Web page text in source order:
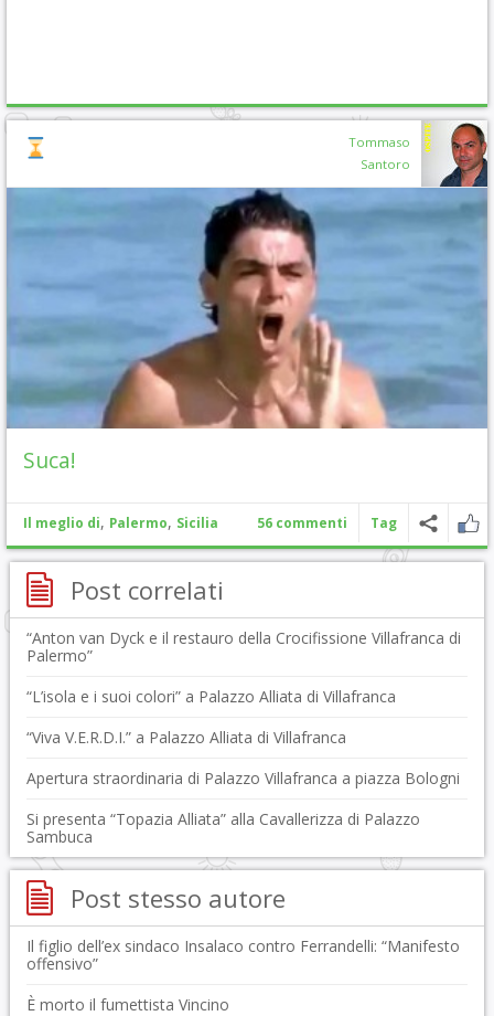
Tommaso
Santoro
Suca!
Il meglio di, Palermo, Sicilia 56 commenti Tag
Post correlati
“Anton van Dyck e il restauro della Crocifissione Villafranca di
Palermo”
“L’isola e i suoi colori” a Palazzo Alliata di Villafranca
“Viva V.E.R.D.I.” a Palazzo Alliata di Villafranca
Apertura straordinaria di Palazzo Villafranca a piazza Bologni
Si presenta “Topazia Alliata” alla Cavallerizza di Palazzo
Sambuca
Post stesso autore
Il figlio dell’ex sindaco Insalaco contro Ferrandelli: “Manifesto
offensivo”
È morto il fumettista Vincino